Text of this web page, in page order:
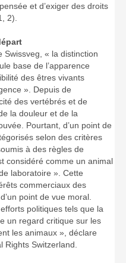
et d’exiger des droits
2).
Swissveg, « la distinction
base de l’apparence
des êtres vivants
». Depuis de
des vertébrés et de
la douleur et de la
Pourtant, d’un point de
selon des critères
à des règles de
considéré comme un animal
laboratoire ». Cette
commerciaux des
point de vue moral.
politiques tels que la
un regard critique sur les
les animaux », déclare
Rights Switzerland.